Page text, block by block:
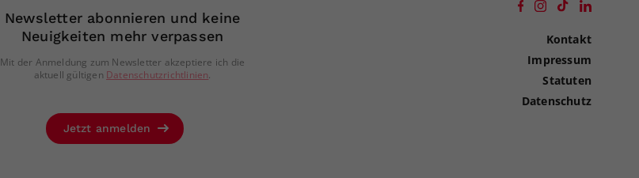
Newsletter abonnieren und keine
Neuigkeiten mehr verpassen
Mit der Anmeldung zum Newsletter akzeptiere ich die
aktuell gültigen Datenschutzrichtlinien.
Jetzt anmelden
Kontakt
Impressum
Statuten
Datenschutz